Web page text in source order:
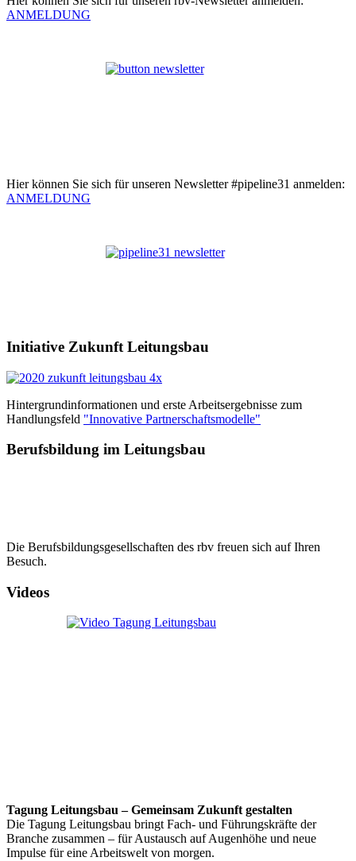
ANMELDUNG
Hier können Sie sich für unseren Newsletter #pipeline31 anmelden:
ANMELDUNG
Initiative Zukunft Leitungsbau
Hintergrundinformationen und erste Arbeitsergebnisse zum
Handlungsfeld "Innovative Partnerschaftsmodelle"
Berufsbildung im Leitungsbau
Die Berufsbildungsgesellschaften des rbv freuen sich auf Ihren
Besuch.
Videos
Tagung Leitungsbau – Gemeinsam Zukunft gestalten
Die Tagung Leitungsbau bringt Fach- und Führungskräfte der
Branche zusammen – für Austausch auf Augenhöhe und neue
Impulse für eine Arbeitswelt von morgen.